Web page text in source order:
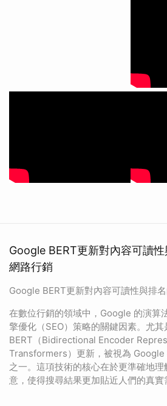
Google BERT更新對內容可讀
網路行銷
Google BERT更新對內容可讀性與排
在數位行銷的領域中，Google 的演算
擎優化（SEO）策略的關鍵因素。尤
BERT（Bidirectional Encoder
Transformers）更新，被視為 Google
之一。這項技術的核心在於更準確地
意，使得搜尋結果更加貼近人們的真實